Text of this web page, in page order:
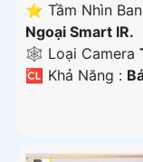
⭐ Tầm Nhìn
Ngoại Smart IR.
🕸️ Loại Camera
️🆑 Khả Năng :